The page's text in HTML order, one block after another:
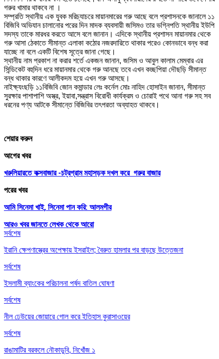
গরুর খামার থাকবে না ।
সম্প্রতি স্থানীয় এক যুবক মরিচ্যাচরে মায়ানমারের গরু আছে বলে প্রশাসনকে জানালে ১১
বিজিবি অভিযান চালানোর পরের দিন মাদক ব্যবসায়ী জসিমও তার ভগ্নিপতি স্থানীয় ইউপি
সদস্য তাকে মারধর করতে আসে বলে জানান। এদিকে স্থানীয় প্রশাসন মায়ানমার থেকে
গরু আসা ঠেকাতে সীমান্ত এলাকা কঠোর নজরদারিতে থাকার পরেও কোনভাবে বন্ধ করা
যাচ্ছে না বলে একটি বিশেষ সূত্রে জানা গেছে।
স্থানীয় নাম প্রকাশ না করার শর্তে একজন জানান, জসিম ও আবুল কালাম মেম্বার এর
সিন্ডিকেট বহুদিন ধরে মায়ানমার থেকে গরু আনছে তবে এখন কচ্ছপিয়া দৌছড়ি সীমান্ত
বন্ধ থাকার কারণে আলীকদম হয়ে এখন গরু আসছে।
নাইক্ষ্যংছড়ি ১১বিজিবি জোন কমান্ডার লেঃ কর্নেল মোঃ নাহিদ হোসাইন জানান, সীমান্ত
সুরক্ষার পাশাপাশি অস্ত্র, ইয়াবা,সন্ত্রাস বিরোধী কার্যক্রম ও চোরাই পথে আনা গরু সহ সব
ধরনের পণ্য আটকে সীমান্তে বিজিবির তৎপরতা অব্যাহত থাকবে।
শেয়ার করুন
আগের খবর
খরুলিয়ারতে কক্সবাজার -চট্রগ্রাম মহাসড়ক দখল করে গরুর বাজার
পরের খবর
আমি সিনেমা খাই, সিনেমা পান করি: আলমগীর
আরও খবর জানতে লেখক থেকে আরো
সর্বশেষ
ইরানি ক্ষেপণাস্ত্রের অপেক্ষায় ইসরাইল; বৈরুত হামলার পর বাড়ছে উত্তেজনা
সর্বশেষ
ইসলামী ব্যাংকের পরিচালনা পর্ষদ বাতিল ঘোষণা
সর্বশেষ
নীল ঢেউয়ের জোয়ারে গোল করে ইতিহাস কুরাসাওয়ের
সর্বশেষ
রাঙামাটির বরকলে নৌকাডুবি, নিখোঁজ ১